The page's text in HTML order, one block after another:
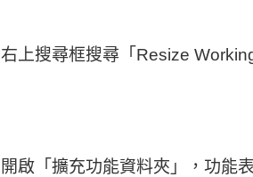
右上搜尋框搜尋「Resize
開啟「擴充功能資料夾」，功能